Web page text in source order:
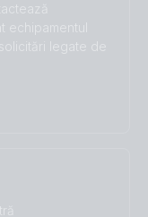
echipamentul
legate de